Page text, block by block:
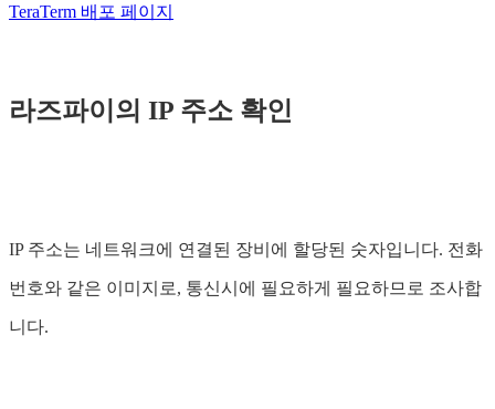
TeraTerm 배포 페이지
라즈파이의 IP 주소 확인
IP 주소는 네트워크에 연결된 장비에 할당된 숫자입니다. 전화
번호와 같은 이미지로, 통신시에 필요하게 필요하므로 조사합
니다.